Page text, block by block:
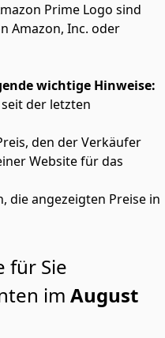
Prime Logo sind
Amazon, Inc. oder
wichtige Hinweise:
der letzten
den der Verkäufer
Website für das
die angezeigten Preise in
für Sie
im August